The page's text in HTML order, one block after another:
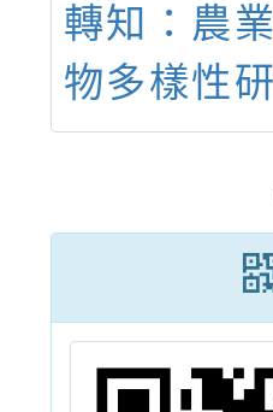
轉知：農
物多樣性
將於113
暑假辦理
年公民科
態環境調
營活動」